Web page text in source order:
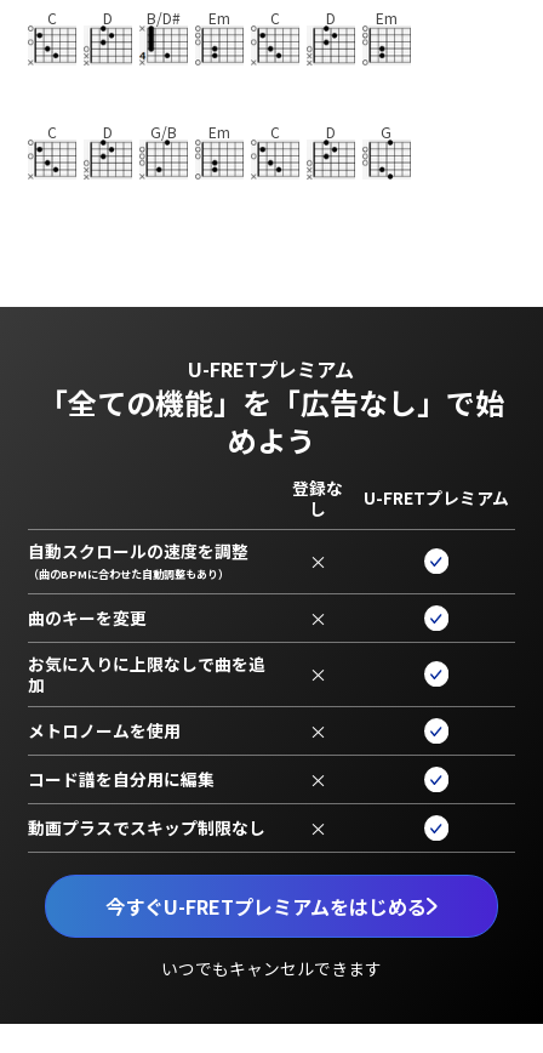
C D B/D# Em C D Em
C D G/B Em C D G
U-FRETプレミアム
「全ての機能」を 「広告なし」で始
めよう
今すぐU-FRETプレミアムをはじめる
いつでもキャンセルできます
登録な
し
U-FRETプレミアム
自動スクロールの速度を調整
（曲のBPMに合わせた自動調整もあり） ×
曲のキーを変更 ×
お気に入りに上限なしで曲を追
加
×
メトロノームを使用 ×
コード譜を自分用に編集 ×
動画プラスでスキップ制限なし ×